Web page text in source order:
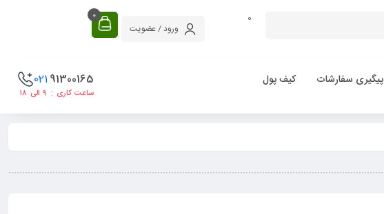
0
ورود / عضویت
0
پیگیری سفارشات کیف پول 91300165
021
ساعت کاری : ۹ الی ۱۸